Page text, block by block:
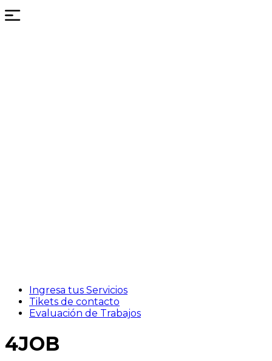
Ingresa tus Servicios
Tikets de contacto
Evaluación de Trabajos
4JOB